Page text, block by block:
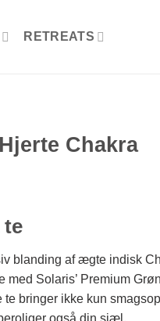
RETREATS
Chakra
te
blanding af ægte indisk
med Solaris’ Premium
te bringer ikke kun
også din sjæl.